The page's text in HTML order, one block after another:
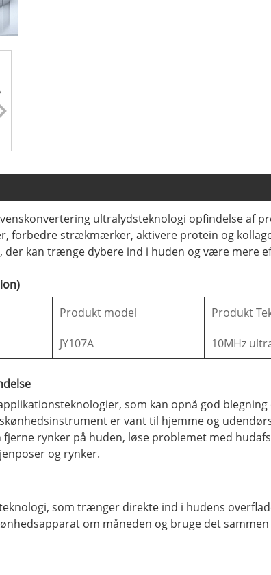
ultralydsteknologi opfindelse af
forbedre strækmærker, aktivere protein og
kan trænge dybere ind i huden og være mere
Produkt model Produkt
JY107A 10MHz
som kan opnå god
er vant til hjemme og
rynker på huden, løse problemet med
og rynker.
som trænger direkte ind i hudens
om måneden og bruge det